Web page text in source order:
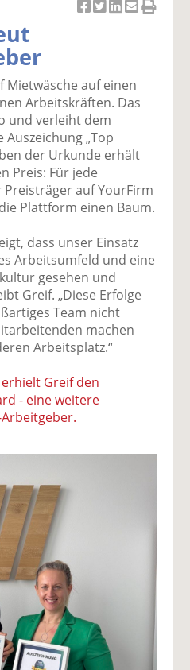
a
uf
F
ac
e
b
o
o
te
il
e
n
el
t
wi
tt
er
n
el
a
uf
Li
n
k
di
n
il
e
n
p
er
m
ai
l
v
er
se
n
d
e
n
Mietwäsche auf einen
Arbeitskräften. Das
und verleiht dem
„Top
der Urkunde erhält
Preis: Für jede
Preisträger auf YourFirm
Plattform einen Baum.
dass unser Einsatz
Arbeitsumfeld und eine
gesehen und
Greif. „Diese Erfolge
Team nicht
machen
Arbeitsplatz.“
Greif den
- eine weitere